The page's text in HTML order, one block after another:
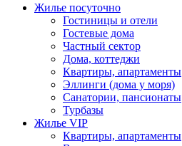
Жилье посуточно
Гостиницы и отели
Гостевые дома
Частный сектор
Дома, коттеджи
Квартиры, апартаменты
Эллинги (дома у моря)
Санатории, пансионаты
Турбазы
Жилье VIP
Квартиры, апартаменты